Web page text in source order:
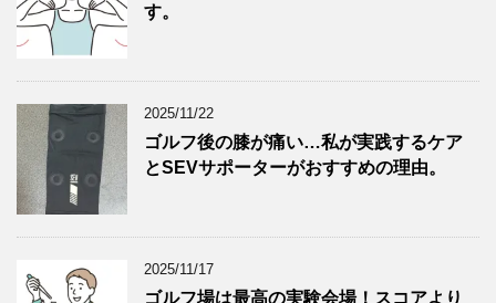
す。
2025/11/22
ゴルフ後の膝が痛い…私が実践するケア
とSEVサポーターがおすすめの理由。
2025/11/17
ゴルフ場は最高の実験会場！スコアより